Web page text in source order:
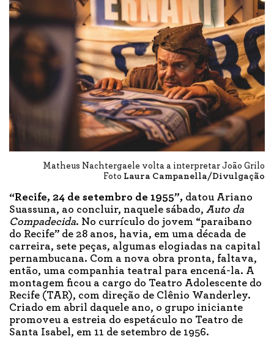
Matheus Nachtergaele volta a interpretar João Grilo
Foto Laura Campanella/Divulgação
“Recife, 24 de setembro de 1955”, datou Ariano
Suassuna, ao concluir, naquele sábado, Auto da
Compadecida. No currículo do jovem “paraibano
do Recife” de 28 anos, havia, em uma década de
carreira, sete peças, algumas elogiadas na capital
pernambucana. Com a nova obra pronta, faltava,
então, uma companhia teatral para encená-la. A
montagem ficou a cargo do Teatro Adolescente do
Recife (TAR), com direção de Clênio Wanderley.
Criado em abril daquele ano, o grupo iniciante
promoveu a estreia do espetáculo no Teatro de
Santa Isabel, em 11 de setembro de 1956.